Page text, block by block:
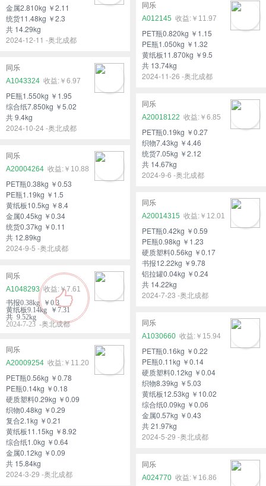
金属2.810kg ￥2.11
统货11.48kg ￥2.3
共 14.29kg
2024-12-11 -奥北成都
同乐
A012145
￥11.97
PET瓶0.820kg ￥1.15
PE瓶1.050kg ￥1.32
黄纸板11.870kg ￥9.5
共 13.74kg
2024-11-26 -奥北成都
同乐
A1043324
￥6.97
PE瓶1.550kg ￥1.95
综合纸7.850kg ￥5.02
共 9.4kg
2024-10-24 -奥北成都
同乐
A20018122
￥6.85
PET瓶0.19kg ￥0.27
织物7.43kg ￥4.46
统货7.05kg ￥2.12
共 14.67kg
2024-9-6 -奥北成都
同乐
A20004264
￥10.88
PET瓶0.38kg ￥0.53
PE瓶1.19kg ￥1.5
黄纸板10.5kg ￥8.4
金属0.45kg ￥0.34
统货0.37kg ￥0.11
共 12.89kg
2024-9-5 -奥北成都
同乐
A20014315
￥12.01
PET瓶0.42kg ￥0.59
PE瓶0.98kg ￥1.23
硬质塑料0.56kg ￥0.17
书报12.22kg ￥9.78
铝拉罐0.04kg ￥0.24
共 14.22kg
2024-7-23 -奥北成都
同乐
A1048293
￥7.61
书报0.38kg ￥0.3
黄纸板9.14kg ￥7.31
共 9.52kg
2024-7-23 -奥北成都
同乐
A1030660
￥15.94
PET瓶0.16kg ￥0.22
PE瓶0.11kg ￥0.14
硬质塑料0.12kg ￥0.04
织物8.39kg ￥5.03
黄纸板12.53kg ￥10.02
综合纸0.09kg ￥0.06
金属0.57kg ￥0.43
共 21.97kg
2024-5-29 -奥北成都
同乐
A20009254
￥11.20
PET瓶0.56kg ￥0.78
PE瓶0.14kg ￥0.18
硬质塑料0.29kg ￥0.09
织物0.48kg ￥0.29
复合2.1kg ￥0.21
黄纸板11.15kg ￥8.92
综合纸1.0kg ￥0.64
金属0.12kg ￥0.09
共 15.84kg
2024-3-29 -奥北成都
同乐
A024770
￥16.86